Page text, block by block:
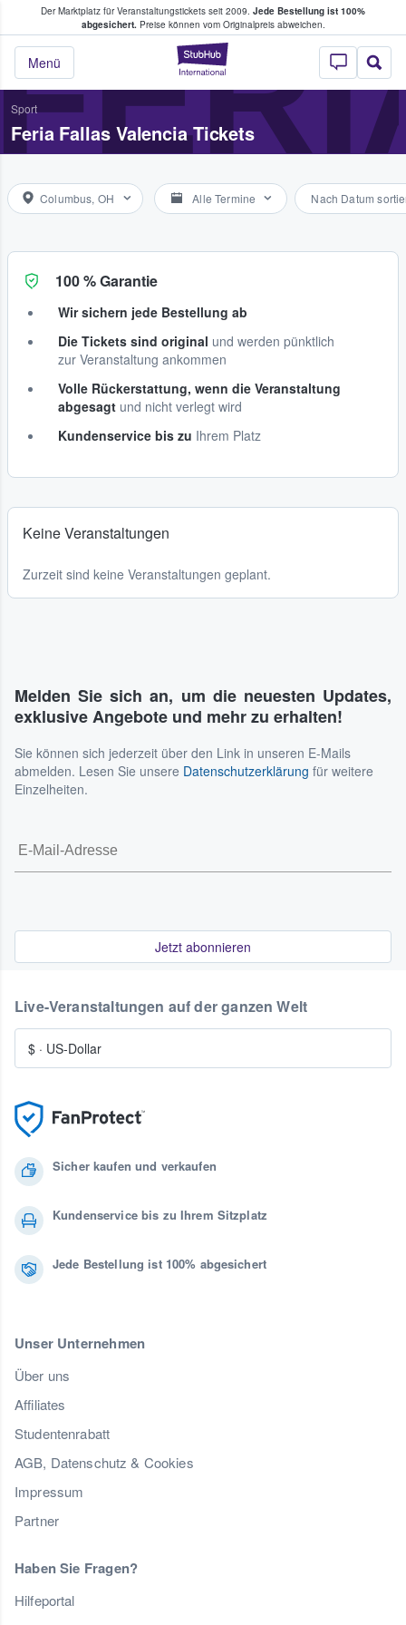
Der Marktplatz für Veranstaltungstickets seit 2009. Jede Bestellung ist 100%
abgesichert.Preise können vom Originalpreis abweichen.
StubHub - Wo
Menü
Tickets kaufen & verkaufen
Sport
Feria Fallas Valencia Tickets
Columbus, OH Alle Termine Nach Datum
100 % Garantie
Wir sichern jede Bestellung ab
Die Tickets sind original und werden pünktlich
zur Veranstaltung ankommen
Volle Rückerstattung, wenn die Veranstaltung
abgesagt und nicht verlegt wird
Kundenservice bis zu Ihrem Platz
Keine Veranstaltungen
Zurzeit sind keine Veranstaltungen geplant.
Melden Sie sich an, um die neuesten Updates,
exklusive Angebote und mehr zu erhalten!
Sie können sich jederzeit über den Link in unseren E-Mails
abmelden. Lesen Sie unsere Datenschutzerklärung für weitere
Einzelheiten.
Jetzt abonnieren
Sicher kaufen und verkaufen
Kundenservice bis zu Ihrem Sitzplatz
Jede Bestellung ist 100% abgesichert
Unser Unternehmen
Über uns
Affiliates
Studentenrabatt
AGB, Datenschutz & Cookies
Impressum
Partner
Haben Sie Fragen?
Hilfeportal
Live-Veranstaltungen auf der ganzen Welt
$ · US-Dollar